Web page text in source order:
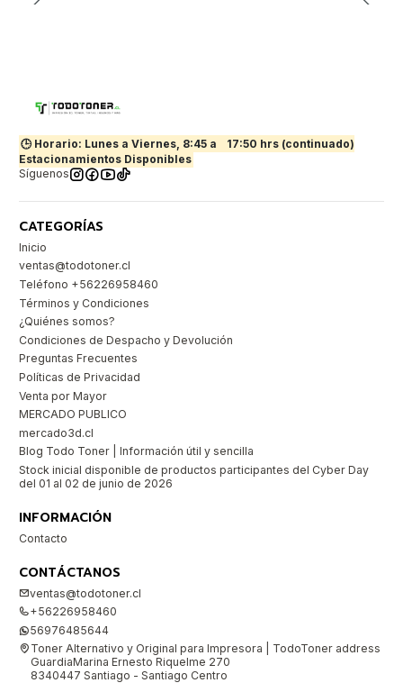
🕒 Horario: Lunes a Viernes, 8:45 a
17:50 hrs (continuado)
Estacionamientos Disponibles
Síguenos
CATEGORÍAS
Inicio
ventas@todotoner.cl
Teléfono +56226958460
Términos y Condiciones
¿Quiénes somos?
Condiciones de Despacho y Devolución
Preguntas Frecuentes
Políticas de Privacidad
Venta por Mayor
MERCADO PUBLICO
mercado3d.cl
Blog Todo Toner | Información útil y sencilla
Stock inicial disponible de productos participantes del Cyber Day
del 01 al 02 de junio de 2026
INFORMACIÓN
Contacto
CONTÁCTANOS
ventas@todotoner.cl
+56226958460
56976485644
Toner Alternativo y Original para Impresora | TodoToner address
GuardiaMarina Ernesto Riquelme 270
8340447 Santiago - Santiago Centro